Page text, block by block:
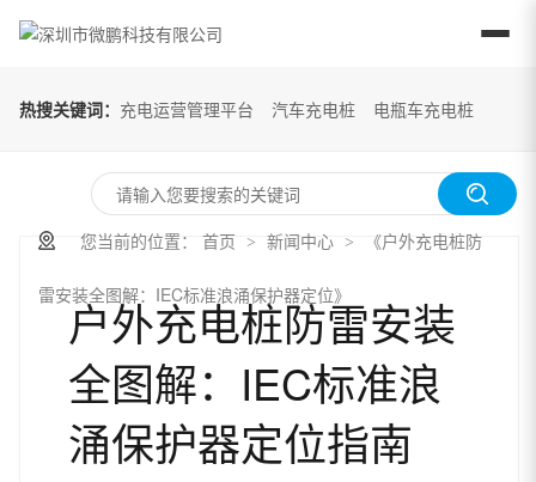
热搜关键词： 充电运营管理平台 汽车充电桩 电瓶车充电桩
您当前的位置： 首页 > 新闻中心 > 《户外充电桩防
雷安装全图解：IEC标准浪涌保护器定位》
户外充电桩防雷安装
全图解：IEC标准浪
涌保护器定位指南